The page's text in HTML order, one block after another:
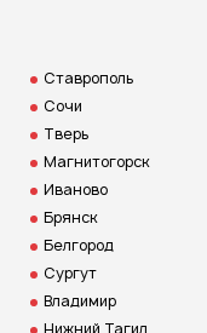
Ставрополь
Сочи
Тверь
Магнитогорск
Иваново
Брянск
Белгород
Сургут
Владимир
Нижний Тагил